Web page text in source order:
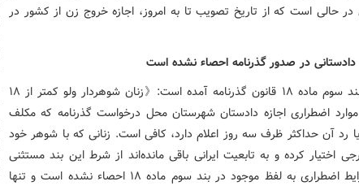
است. این در حالی است که از تاریخ تصویب تا به امروز، اجازه خروج‌ زن از کشور در
دادستانی در صدور گذرنامه احصاء نشده است
این نماینده ادوار مجلس ادامه داد: در بند سوم ماده ۱۸ قانون گذرنامه آمده است:《زنان شوهردار ولو کمتر از ۱۸
اضطراری اجازه دادستان شهرستان محل درخواست گذرنامه که‌ مکلف
رد آن حداکثر ظرف سه روز اعلام دارد، کافی است. زنانی که با شوهر خود
کرده و به تابعیت ایرانی باقی مانده‌اند از شرط این بند مستثنی
می‌باشند.》و این در حالی است که شرایط اضطراری به لفظ موجود در بند سوم ماده ۱۸ احصاء نشده است و تنها